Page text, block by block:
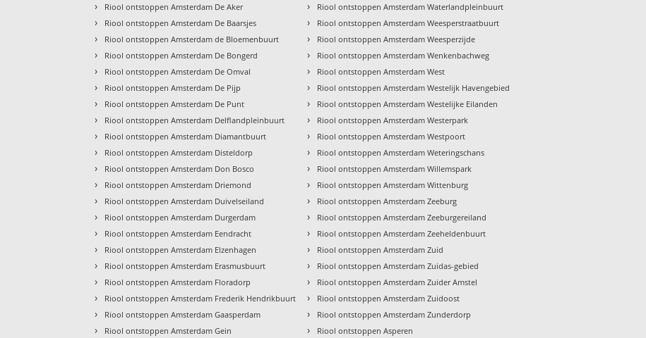
› Riool ontstoppen Amsterdam De Aker
› Riool ontstoppen Amsterdam De Baarsjes
› Riool ontstoppen Amsterdam de Bloemenbuurt
› Riool ontstoppen Amsterdam De Bongerd
› Riool ontstoppen Amsterdam De Omval
› Riool ontstoppen Amsterdam De Pijp
› Riool ontstoppen Amsterdam De Punt
› Riool ontstoppen Amsterdam Delflandpleinbuurt
› Riool ontstoppen Amsterdam Diamantbuurt
› Riool ontstoppen Amsterdam Disteldorp
› Riool ontstoppen Amsterdam Don Bosco
› Riool ontstoppen Amsterdam Driemond
› Riool ontstoppen Amsterdam Duivelseiland
› Riool ontstoppen Amsterdam Durgerdam
› Riool ontstoppen Amsterdam Eendracht
› Riool ontstoppen Amsterdam Elzenhagen
› Riool ontstoppen Amsterdam Erasmusbuurt
› Riool ontstoppen Amsterdam Floradorp
› Riool ontstoppen Amsterdam Frederik Hendrikbuurt
› Riool ontstoppen Amsterdam Gaasperdam
› Riool ontstoppen Amsterdam Gein
› Riool ontstoppen Amsterdam Waterlandpleinbuurt
› Riool ontstoppen Amsterdam Weesperstraatbuurt
› Riool ontstoppen Amsterdam Weesperzijde
› Riool ontstoppen Amsterdam Wenkenbachweg
› Riool ontstoppen Amsterdam West
› Riool ontstoppen Amsterdam Westelijk Havengebied
› Riool ontstoppen Amsterdam Westelijke Eilanden
› Riool ontstoppen Amsterdam Westerpark
› Riool ontstoppen Amsterdam Westpoort
› Riool ontstoppen Amsterdam Weteringschans
› Riool ontstoppen Amsterdam Willemspark
› Riool ontstoppen Amsterdam Wittenburg
› Riool ontstoppen Amsterdam Zeeburg
› Riool ontstoppen Amsterdam Zeeburgereiland
› Riool ontstoppen Amsterdam Zeeheldenbuurt
› Riool ontstoppen Amsterdam Zuid
› Riool ontstoppen Amsterdam Zuidas-gebied
› Riool ontstoppen Amsterdam Zuider Amstel
› Riool ontstoppen Amsterdam Zuidoost
› Riool ontstoppen Amsterdam Zunderdorp
› Riool ontstoppen Asperen